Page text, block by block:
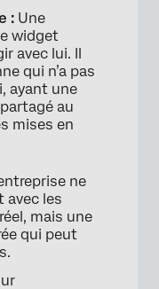
: Une
widget
avec lui. Il
qui n’a pas
ayant une
partagé au
mises en
ne
avec les
mais une
qui peut